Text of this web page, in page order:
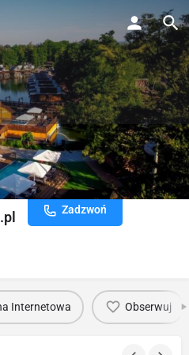
Zadzwoń
Internetowa Obserwuj